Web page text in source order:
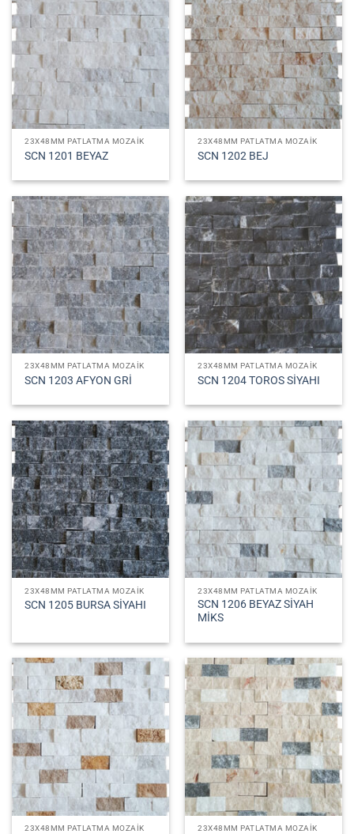
23X48MM PATLATMA MOZAIK
SCN 1201 BEYAZ
23X48MM PATLATMA MOZAIK
SCN 1202 BEJ
23X48MM PATLATMA MOZAIK
SCN 1203 AFYON GRİ
23X48MM PATLATMA MOZAIK
SCN 1204 TOROS SİYAHI
23X48MM PATLATMA MOZAIK
SCN 1205 BURSA SİYAHI
23X48MM PATLATMA MOZAIK
SCN 1206 BEYAZ SİYAH
MİKS
23X48MM PATLATMA MOZAIK 23X48MM PATLATMA MOZAIK